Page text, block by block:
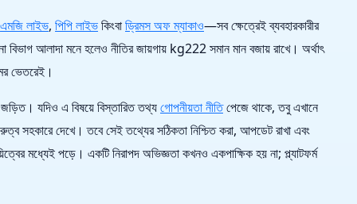
এমজি লাইভ, পিপি লাইভকিংবাড্রিমস অফ ম্যাকাও—সব ক্ষেত্রেই ব্যবহারকারীর
আলাদা মনে হলেও নীতির জায়গায় kg222 সমান মান বজায় রাখে। অর্থাৎ
ভেতরেই।
যদিও এ বিষয়ে বিস্তারিত তথ্যগোপনীয়তা নীতিপেজে থাকে, তবু এখানে
সহকারে দেখে। তবে সেই তথ্যের সঠিকতা নিশ্চিত করা, আপডেট রাখা এবং
মধ্যেই পড়ে। একটি নিরাপদ অভিজ্ঞতা কখনও একপাক্ষিক হয় না; প্ল্যাটফর্ম